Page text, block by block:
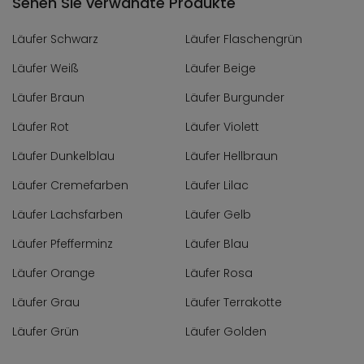
Läufer Schwarz
Läufer Flaschengrün
Läufer Weiß
Läufer Beige
Läufer Braun
Läufer Burgunder
Läufer Rot
Läufer Violett
Läufer Dunkelblau
Läufer Hellbraun
Läufer Cremefarben
Läufer Lilac
Läufer Lachsfarben
Läufer Gelb
Läufer Pfefferminz
Läufer Blau
Läufer Orange
Läufer Rosa
Läufer Grau
Läufer Terrakotte
Läufer Grün
Läufer Golden